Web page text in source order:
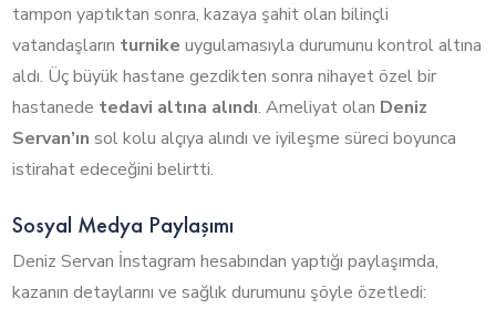
tampon yaptıktan sonra, kazaya şahit olan bilinçli
vatandaşların turnikeuygulamasıyla durumunu kontrol altına
aldı. Üç büyük hastane gezdikten sonra nihayet özel bir
hastanede tedavi altına alındı. Ameliyat olan Deniz
Servan’ın sol kolu alçıya alındı ve iyileşme süreci boyunca
istirahat edeceğini belirtti.
Sosyal Medya Paylaşımı
Deniz Servan İnstagram hesabından yaptığı paylaşımda,
kazanın detaylarını ve sağlık durumunu şöyle özetledi: